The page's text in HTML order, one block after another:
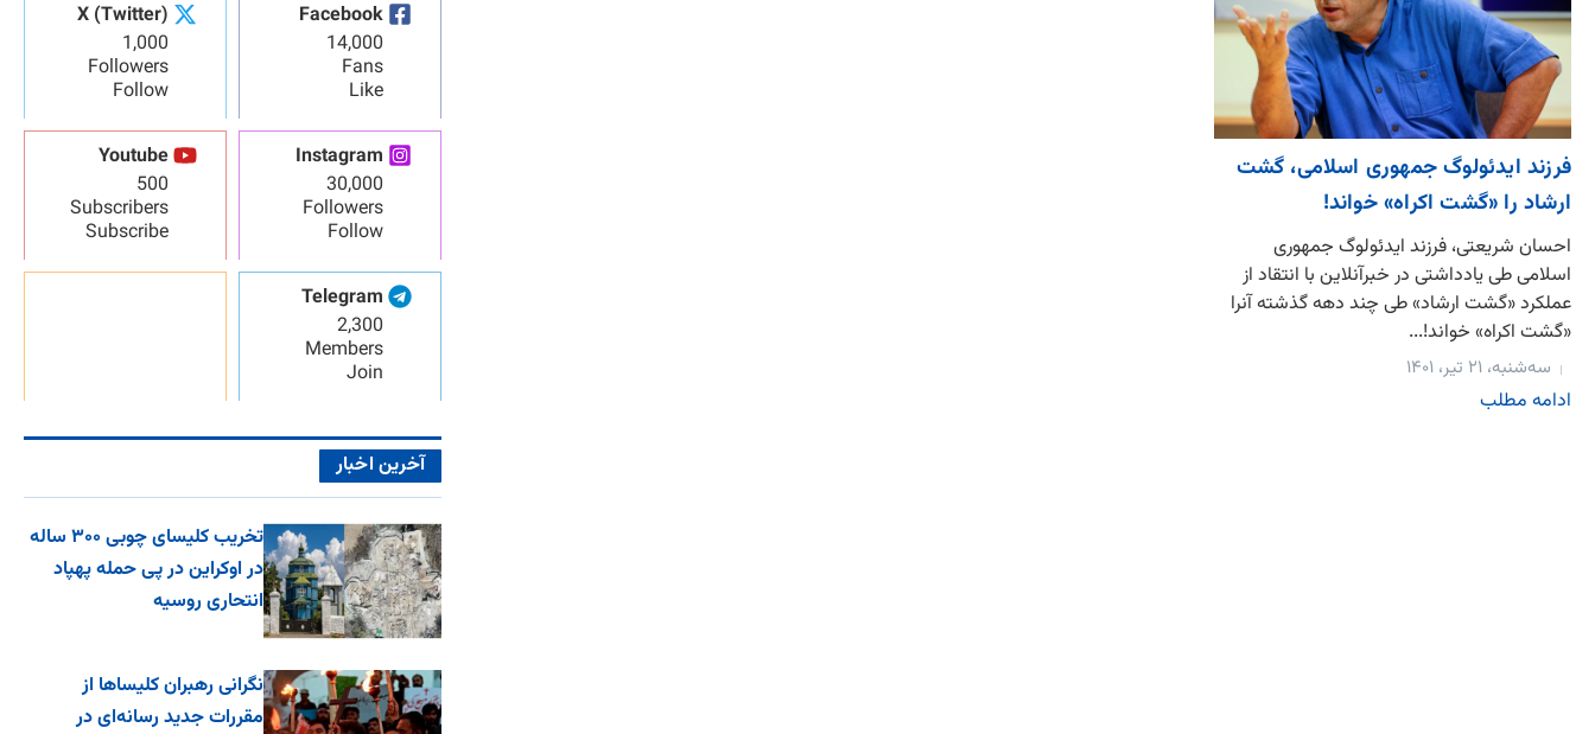
فرزند ایدئولوگ جمهوری اسلامی، گشت
ارشاد را «گشت اکراه» خواند!
احسان شریعتی، فرزند ایدئولوگ جمهوری
اسلامی طی یادداشتی در خبرآنلاین با انتقاد از
عملکرد «گشت ارشاد» طی چند دهه گذشته آنرا
«گشت اکراه» خواند!...
سه‌شنبه، ۲۱ تیر، ۱۴۰۱
ادامه مطلب
Facebook
14,000
Fans
Like
X (Twitter)
1,000
Followers
Follow
Instagram
30,000
Followers
Follow
Youtube
500
Subscribers
Subscribe
Telegram
2,300
Members
Join
آخرین اخبار
تخریب کلیسای چوبی ۳۰۰ ساله
در اوکراین در پی حمله پهپاد
انتحاری روسیه
نگرانی رهبران کلیساها از
مقررات جدید رسانه‌ای در